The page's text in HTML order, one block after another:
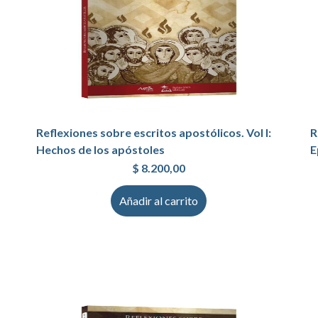
Reflexiones sobre escritos apostólicos. Vol I:
Hechos de los apóstoles
$ 8.200,00
Añadir al carrito